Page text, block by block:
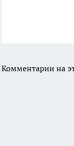
Комментарии на